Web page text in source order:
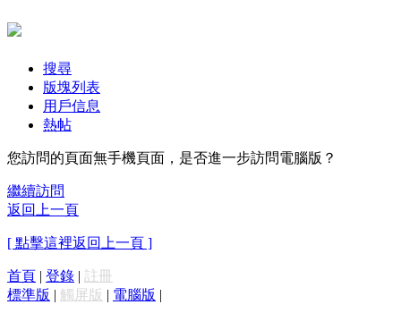
搜尋
版塊列表
用戶信息
熱帖
您訪問的頁面無手機頁面，是否進一步訪問電腦版？
繼續訪問
返回上一頁
[ 點擊這裡返回上一頁 ]
首頁 | 登錄 | 註冊
標準版 | 觸屏版 | 電腦版 |